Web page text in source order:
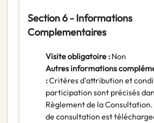
Section 6 - Informations
Complementaires
Visite obligatoire : Non
Autres informations
:Critères d'attribution et
participation sont précisés
Règlement de la
de consultation est